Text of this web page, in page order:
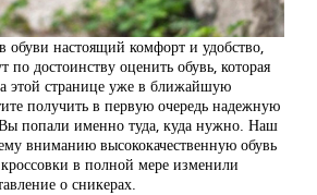
обуви настоящий комфорт и удобство,
по достоинству оценить обувь, которая
этой странице уже в ближайшую
получить в первую очередь надежную
попали именно туда, куда нужно. Наш
вниманию высококачественную обувь
в полной мере изменили
о сникерах.